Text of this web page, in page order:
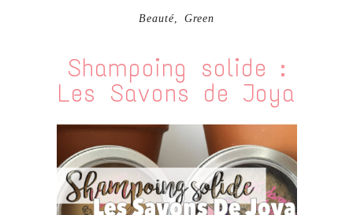
Beauté, Green
Shampoing solide :
Les Savons de Joya